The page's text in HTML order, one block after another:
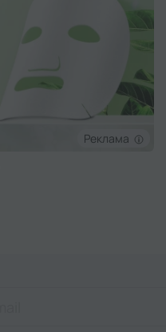
Реклама